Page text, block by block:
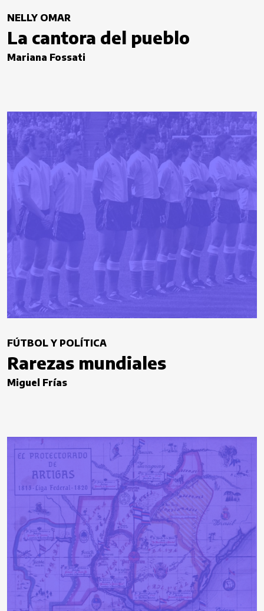
NELLY OMAR
La cantora del pueblo
Mariana Fossati
FÚTBOL Y POLÍTICA
Rarezas mundiales
Miguel Frías